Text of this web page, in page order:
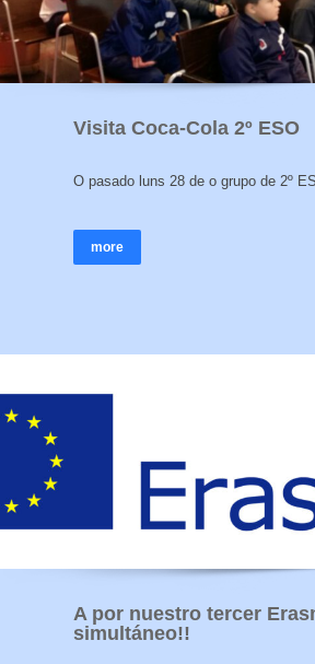
Visita Coca-Cola 2º ESO
O pasado luns 28 de o grupo de 2º
more
A por nuestro tercer
simultáneo!!